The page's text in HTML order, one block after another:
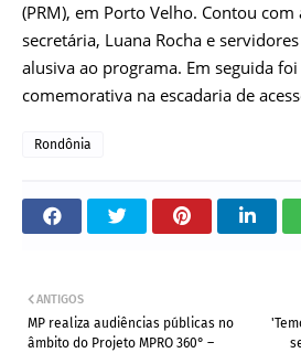
(PRM), em Porto Velho. Contou com
secretária, Luana Rocha e
alusiva ao programa. Em seguida
comemorativa na escadaria de
Rondônia
ANTIGOS
MP realiza audiências públicas no
âmbito do Projeto MPRO 360° –